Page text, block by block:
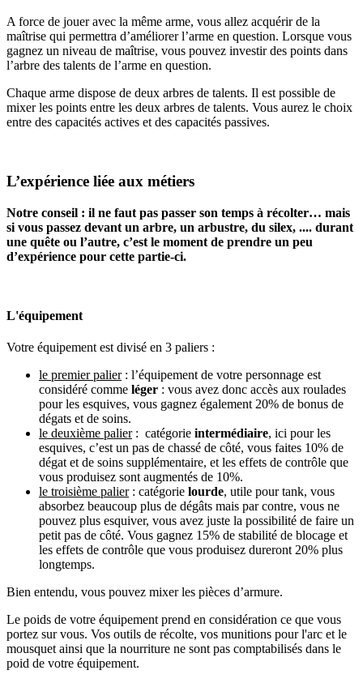
A force de jouer avec la même arme, vous allez acquérir de la
maîtrise qui permettra d’améliorer l’arme en question. Lorsque vous
gagnez un niveau de maîtrise, vous pouvez investir des points dans
l’arbre des talents de l’arme en question.
Chaque arme dispose de deux arbres de talents. Il est possible de
mixer les points entre les deux arbres de talents. Vous aurez le choix
entre des capacités actives et des capacités passives.
L’expérience liée aux métiers
Notre conseil : il ne faut pas passer son temps à récolter… mais
si vous passez devant un arbre, un arbustre, du silex, .... durant
une quête ou l’autre, c’est le moment de prendre un peu
d’expérience pour cette partie-ci.
L'équipement
Votre équipement est divisé en 3 paliers :
le premier palier: l’équipement de votre personnage est
considéré comme léger : vous avez donc accès aux roulades
pour les esquives, vous gagnez également 20% de bonus de
dégats et de soins.
le deuxième palier: catégorie intermédiaire, ici pour les
esquives, c’est un pas de chassé de côté, vous faites 10% de
dégat et de soins supplémentaire, et les effets de contrôle que
vous produisez sont augmentés de 10%.
le troisième palier: catégorie lourde, utile pour tank, vous
absorbez beaucoup plus de dégâts mais par contre, vous ne
pouvez plus esquiver, vous avez juste la possibilité de faire un
petit pas de côté. Vous gagnez 15% de stabilité de blocage et
les effets de contrôle que vous produisez dureront 20% plus
longtemps.
Bien entendu, vous pouvez mixer les pièces d’armure.
Le poids de votre équipement prend en considération ce que vous
portez sur vous. Vos outils de récolte, vos munitions pour l'arc et le
mousquet ainsi que la nourriture ne sont pas comptabilisés dans le
poid de votre équipement.